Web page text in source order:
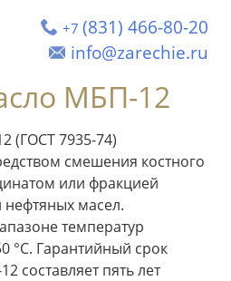
+7 (831) 466-80-20
info@zarechie.ru
МБП-12
(ГОСТ 7935-74)
смешения костного
или фракцией
нефтяных масел.
температур
°С. Гарантийный срок
составляет пять лет